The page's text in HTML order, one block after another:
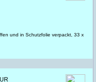
und in Schutzfolie verpackt, 33 x